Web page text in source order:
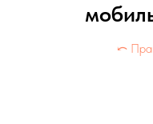
⤺